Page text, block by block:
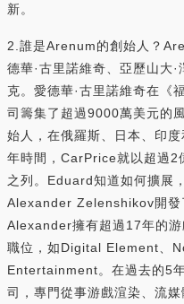
新。
2.誰是Arenum的創始人？
德華·古里諾維奇、亞歷山大
克。愛德華·古里諾維奇在《
司籌集了超過9000萬美元的
始人，在俄羅斯、日本、印
年時間，CarPrice就以超過2
之列。Eduard知道如何擴展
Alexander Zelenshikov開發
Alexander擁有超過17年的
職位，如Digital Element、
Entertainment。在過去的5
司，專門從事游戲渲染、流